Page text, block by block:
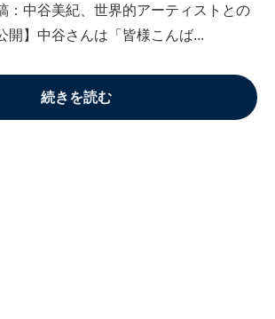
：中谷美紀、世界的アーティストとの
開】中谷さんは「皆様こんば...
続きを読む